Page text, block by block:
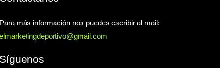
Para más información nos puedes escribir al mail:
elmarketingdeportivo@gmail.com
Síguenos